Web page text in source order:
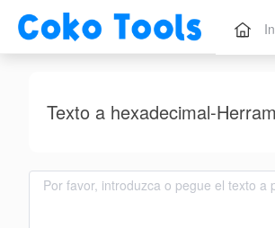
Texto a hexadecimal-